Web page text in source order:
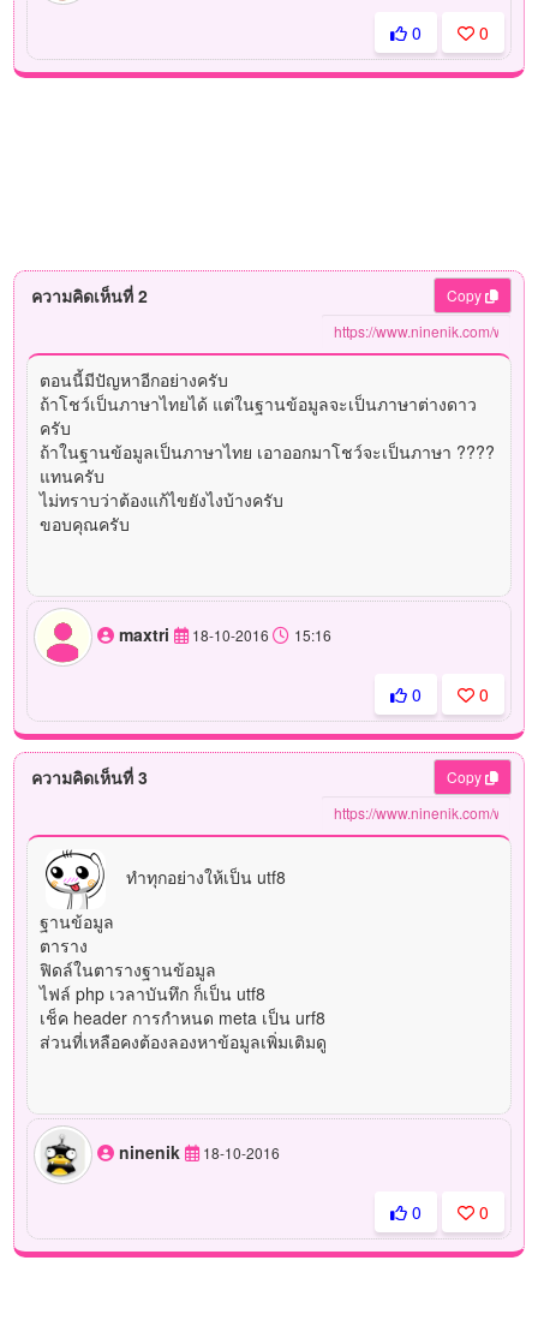
0 0
ความคิดเห็นที่ 2 Copy
ตอนนี้มีปัญหาอีกอย่างครับ
ถ้าโชว์เป็นภาษาไทยได้ แต่ในฐานข้อมูลจะเป็นภาษาต่างดาว
ครับ
ถ้าในฐานข้อมูลเป็นภาษาไทย เอาออกมาโชว์จะเป็นภาษา ????
แทนครับ
ไม่ทราบว่าต้องแก้ไขยังไงบ้างครับ
ขอบคุณครับ
maxtri 18-10-2016 15:16
0 0
ความคิดเห็นที่ 3 Copy
ทำทุกอย่างให้เป็น utf8
ฐานข้อมูล
ตาราง
ฟิดล์ในตารางฐานข้อมูล
ไฟล์ php เวลาบันทึก ก็เป็น utf8
เช็ค header การกำหนด meta เป็น urf8
ส่วนที่เหลือคงต้องลองหาข้อมูลเพิ่มเติมดู
ninenik 18-10-2016
0 0